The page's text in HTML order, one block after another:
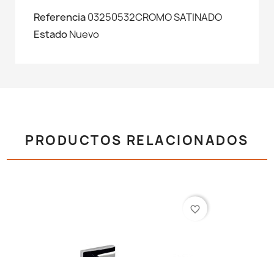
Referencia03250532CROMO SATINADO
EstadoNuevo
PRODUCTOS RELACIONADOS
favorite_border